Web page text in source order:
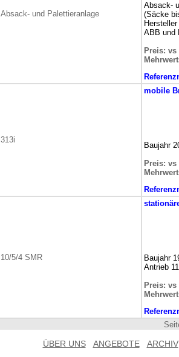
Absack- und Palettieranlage
Absack-
(Säcke
ABB und
Preis:
313i
mobile
Baujahr
Preis:
10/5/4 SMR
Baujahr
Antrieb
Preis:
ÜBER UNS ANGEBOTE ARCHIV